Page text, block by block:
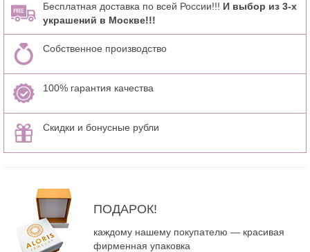
Бесплатная доставка по всей России!!! И выбор из 3-х
украшений в Москве!!!
Собственное производство
100% гарантия качества
Скидки и бонусные рубли
ПОДАРОК!
каждому нашему покупателю — красивая
фирменная упаковка